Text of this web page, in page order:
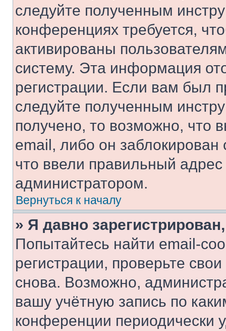
следуйте полученным
конференциях требуется,
активированы
систему. Эта информация
регистрации. Если вам был
следуйте полученным
получено, то возможно, что
email, либо он
что ввели правильный адрес
администратором.
Вернуться к началу
» Я давно
Попытайтесь найти email-
регистрации, проверьте
снова. Возможно,
вашу учётную запись по
конференции периодически